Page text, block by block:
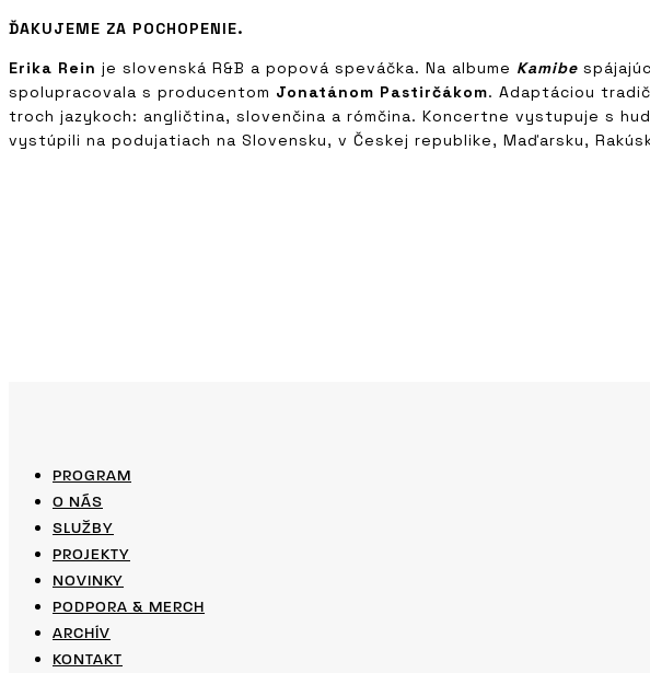
ĎAKUJEME ZA POCHOPENIE.
Erika Rein je slovenská R&B a popová speváčka. Na albume Kamibe
spolupracovala s producentom Jonatánom Pastirčákom. Adaptáciou
troch jazykoch: angličtina, slovenčina a rómčina. Koncertne vystupuje s
vystúpili na podujatiach na Slovensku, v Českej republike, Maďarsku,
PROGRAM
O NÁS
SLUŽBY
PROJEKTY
NOVINKY
PODPORA & MERCH
ARCHÍV
KONTAKT